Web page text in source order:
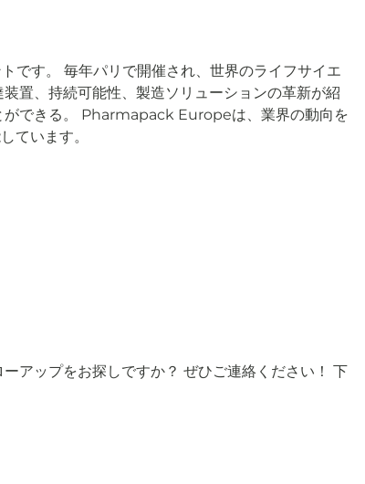
です。 毎年パリで開催され、世界のライフサイエ
置、持続可能性、製造ソリューションの革新が紹
ができる。 Pharmapack Europeは、業界の動向を
ています。
アップをお探しですか？ ぜひご連絡ください！ 下